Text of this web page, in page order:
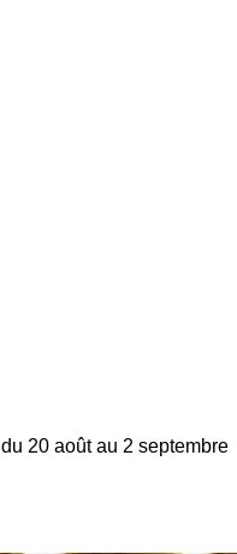
20 août au 2 septembre